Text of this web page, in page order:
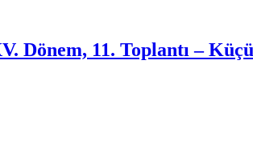
Dönem, 11. Toplantı –